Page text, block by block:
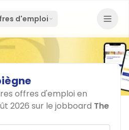
d'emploi
offres d'emploi en
2026 sur le jobboard The
clé ou entreprise